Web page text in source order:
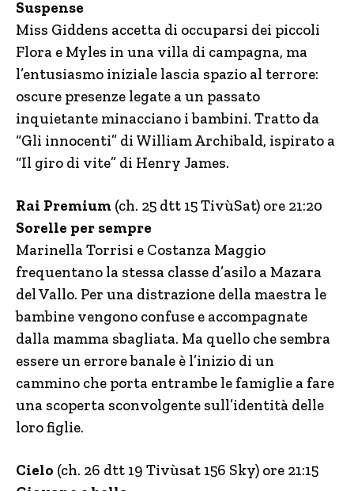
Suspense
Miss Giddens accetta di occuparsi dei piccoli
Flora e Myles in una villa di campagna, ma
l’entusiasmo iniziale lascia spazio al terrore:
oscure presenze legate a un passato
inquietante minacciano i bambini. Tratto da
“Gli innocenti” di William Archibald, ispirato a
“Il giro di vite” di Henry James.
Rai Premium (ch. 25 dtt 15 TivùSat) ore 21:20
Sorelle per sempre
Marinella Torrisi e Costanza Maggio
frequentano la stessa classe d’asilo a Mazara
del Vallo. Per una distrazione della maestra le
bambine vengono confuse e accompagnate
dalla mamma sbagliata. Ma quello che sembra
essere un errore banale è l’inizio di un
cammino che porta entrambe le famiglie a fare
una scoperta sconvolgente sull’identità delle
loro figlie.
Cielo (ch. 26 dtt 19 Tivùsat 156 Sky) ore 21:15